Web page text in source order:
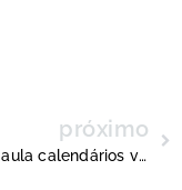
próximo
Banner aula calendários vacinais